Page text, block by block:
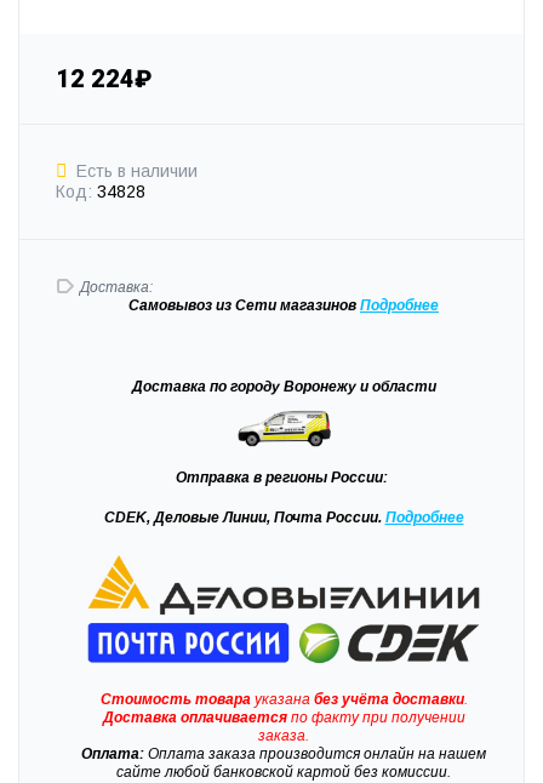
12 224₽
Есть в наличии
Код: 34828
Доставка:
Самовывоз из Сети магазинов Подробнее
Доставка по городу Воронежу и области
Отправка в регионы России:
CDEK, Деловые Линии, Почта России. Подробнее
Стоимость товарауказана без учёта доставки.
Доставкаоплачиваетсяпо факту при получении
заказа.
Оплата: Оплата заказа производится онлайн на нашем
сайте любой банковской картой без комиссии.